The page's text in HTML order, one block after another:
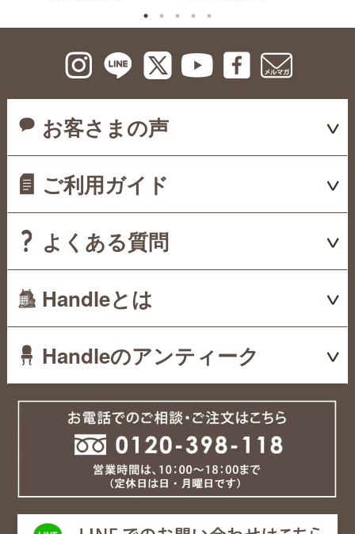
お客さまの声
ご利用ガイド
よくある質問
Handleとは
Handleのアンティーク